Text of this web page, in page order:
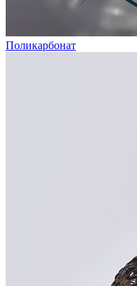
Поликарбонат